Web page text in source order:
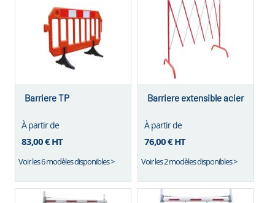
Barriere TP
À partir de
83,00 €HT
Voir les 6 modèles disponibles >
Barriere extensible acier
À partir de
76,00 €HT
Voir les 2 modèles disponibles >